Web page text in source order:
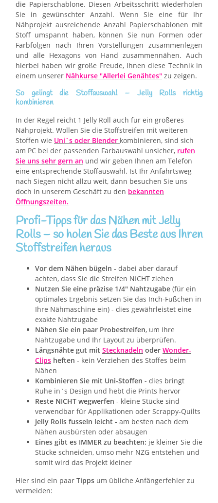
die Papierschablone. Diesen Arbeitsschritt wiederholen
Sie in gewünschter Anzahl. Wenn Sie eine für Ihr
Nähprojekt ausreichende Anzahl Papierschablonen mit
Stoff umspannt haben, können Sie nun Formen oder
Farbfolgen nach Ihren Vorstellungen zusammenlegen
und alle Hexagons von Hand zusammennähen. Auch
hierbei haben wir große Freude, Ihnen diese Technik in
einem unserer Nähkurse "Allerlei Genähtes" zu zeigen.
So gelingt die Stoffauswahl – Jelly Rolls richtig
kombinieren
In der Regel reicht 1 Jelly Roll auch für ein größeres
Nähprojekt. Wollen Sie die Stoffstreifen mit weiteren
Stoffen wie Uni`s oder Blender kombinieren, sind sich
am PC bei der passenden Farbauswahl unsicher, rufen
Sie uns sehr gern an und wir geben Ihnen am Telefon
eine entsprechende Stoffauswahl. Ist Ihr Anfahrtsweg
nach Siegen nicht allzu weit, dann besuchen Sie uns
doch in unserem Geschäft zu den bekannten
Öffnungszeiten.
Profi-Tipps für das Nähen mit Jelly
Rolls – so holen Sie das Beste aus Ihren
Stoffstreifen heraus
Vor dem Nähen bügeln - dabei aber darauf
achten, dass Sie die Streifen NICHT ziehen
Nutzen Sie eine präzise 1/4" Nahtzugabe (für ein
optimales Ergebnis setzen Sie das Inch-Füßchen in
Ihre Nähmaschine ein) - dies gewährleistet eine
exakte Nahtzugabe
Nähen Sie ein paar Probestreifen, um Ihre
Nahtzugabe und Ihr Layout zu überprüfen.
Längsnähte gut mit Stecknadeln oder Wonder-
Clips heften - kein Verziehen des Stoffes beim
Nähen
Kombinieren Sie mit Uni-Stoffen - dies bringt
Ruhe in`s Design und hebt die Prints hervor
Reste NICHT wegwerfen - kleine Stücke sind
verwendbar für Applikationen oder Scrappy-Quilts
Jelly Rolls fusseln leicht - am besten nach dem
Nähen ausbürsten oder absaugen
Eines gibt es IMMER zu beachten: je kleiner Sie die
Stücke schneiden, umso mehr NZG entstehen und
somit wird das Projekt kleiner
Hier sind ein paar Tipps um übliche Anfängerfehler zu
vermeiden: